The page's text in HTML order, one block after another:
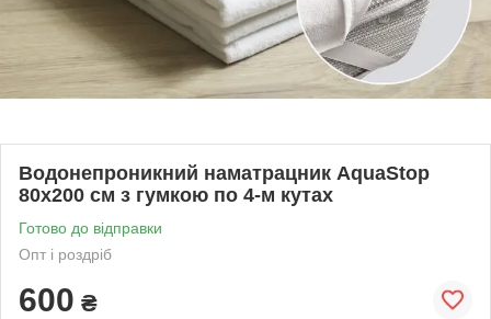
Водонепроникний наматрацник AquaStop
80х200 см з гумкою по 4-м кутах
Готово до відправки
Опт і роздріб
600 ₴